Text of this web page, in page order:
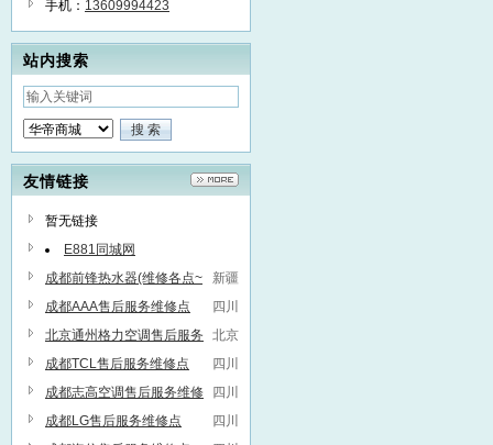
手机： 13609994423
站内搜索
友情链接
暂无链接
E881同城网
新疆
成都前锋热水器(维修各点~
服务维修联系方式
四川
成都AAA售后服务维修点
北京
北京通州格力空调售后服务
维修点
四川
成都TCL售后服务维修点
四川
成都志高空调售后服务维修
点
四川
成都LG售后服务维修点